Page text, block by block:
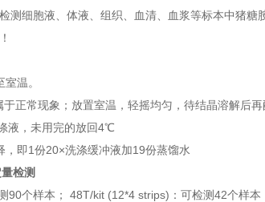
测细胞液、体液、组织、血清、血浆等标本中猪
温。
正常现象；放置室温，轻摇均匀，待结晶溶解后
液，未用完的放回4℃
即1份20×洗涤缓冲液加19份蒸馏水
检测
90个样本； 48T/kit (12*4 strips)：可检测42个样本